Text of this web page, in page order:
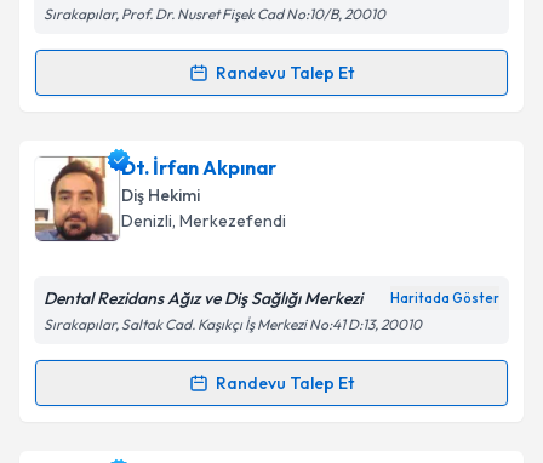
Kişisel verilerimin işlenmesine ilişkin
Metni'ni okudum ve kişisel verilerimin belirtilen
Takvim Talebini Gönder
Sırakapılar, Prof. Dr. Nusret Fişek Cad No:10/B, 20010
Randevu Talep Et
Randevu Takvimi Talebi
Dt. Eren Karagüllüiçin randevu takvimi talebi
oluşturun. Size bu uzmandan randevu almanız için bir
takvim hazırlandığında e-posta ile bilgilendireceğiz.
Kişisel verilerimin işlenmesine ilişkin
Metni'ni okudum ve kişisel verilerimin belirtilen
Dt. İrfan Akpınar
Diş Hekimi
Denizli, Merkezefendi
Dental Rezidans Ağız ve Diş Sağlığı Merkezi Haritada Göster
Sırakapılar, Saltak Cad. Kaşıkçı İş Merkezi No:41 D:13, 20010
Randevu Talep Et
Randevu Takvimi Talebi